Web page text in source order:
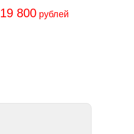
19 800рублей